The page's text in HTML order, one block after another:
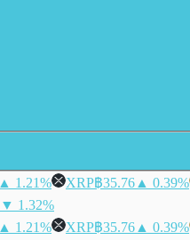
▲ 1.21% XRP฿35.76 ▲ 0.39%
▼ 1.32%
▲ 1.21% XRP฿35.76 ▲ 0.39%